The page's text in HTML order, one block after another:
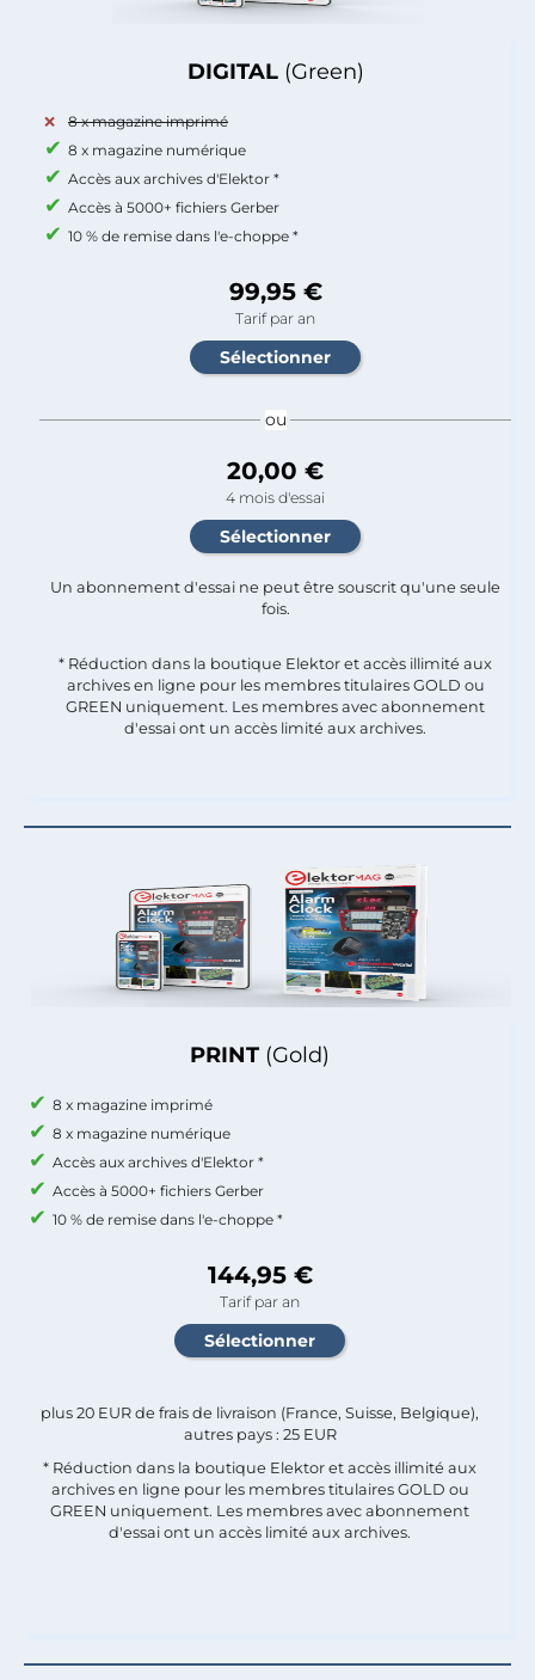
PRINT (Gold)
8 x magazine imprimé
8 x magazine numérique
Accès aux archives d'Elektor *
Accès à 5000+ fichiers Gerber
10 % de remise dans l'e-choppe *
144,95 €
Tarif par an
plus 20 EUR de frais de livraison (France, Suisse, Belgique),
autres pays : 25 EUR
* Réduction dans la boutique Elektor et accès illimité aux
archives en ligne pour les membres titulaires GOLD ou
GREEN uniquement. Les membres avec abonnement
d'essai ont un accès limité aux archives.
DIGITAL (Green)
8 x magazine imprimé
8 x magazine numérique
Accès aux archives d'Elektor *
Accès à 5000+ fichiers Gerber
10 % de remise dans l'e-choppe *
99,95 €
Tarif par an
ou
20,00 €
4 mois d'essai
Un abonnement d'essai ne peut être souscrit qu'une seule
fois.​
* Réduction dans la boutique Elektor et accès illimité aux
archives en ligne pour les membres titulaires GOLD ou
GREEN uniquement. Les membres avec abonnement
d'essai ont un accès limité aux archives.